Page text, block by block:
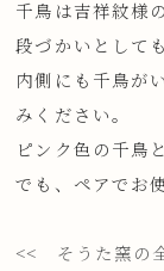
千鳥は吉祥紋様
段づかいとして
内側にも千鳥が
みください。
ピンク色の千鳥
でも、ペアでお
<< そうた窯の